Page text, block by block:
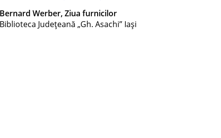
Bernard Werber, Ziua furnicilor
Biblioteca Judeţeană „Gh. Asachi” Iaşi